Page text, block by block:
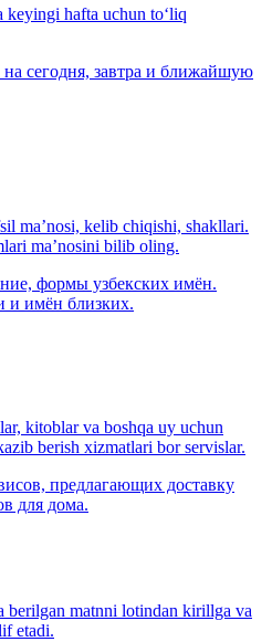
hafta uchun to‘liq
сегодня, завтра и ближайшую
ma’nosi, kelib chiqishi, shakllari.
ma’nosini bilib oling.
формы узбекских имён.
и имён близких.
kitoblar va boshqa uy uchun
berish xizmatlari bor servislar.
предлагающих доставку
для дома.
matnni lotindan kirillga va
etadi.